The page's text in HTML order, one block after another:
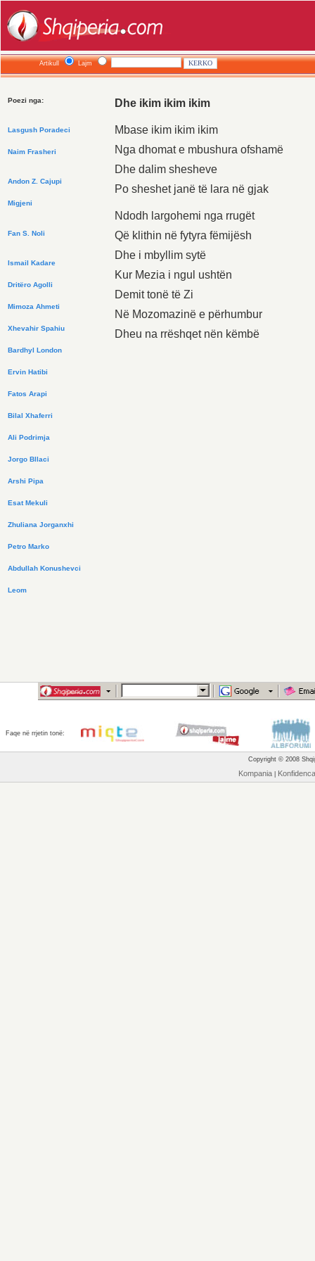
Artikull Lajm
Poezi nga:
Lasgush Poradeci
Naim Frasheri
Andon Z. Cajupi
Migjeni
Fan S. Noli
Ismail Kadare
Dritëro Agolli
Mimoza Ahmeti
Xhevahir Spahiu
Bardhyl London
Ervin Hatibi
Fatos Arapi
Bilal Xhaferri
Ali Podrimja
Jorgo Bllaci
Arshi Pipa
Esat Mekuli
Zhuliana Jorganxhi
Petro Marko
Abdullah Konushevci
Leom
Dhe ikim ikim ikim
Mbase ikim ikim ikim
Nga dhomat e mbushura ofshamë
Dhe dalim shesheve
Po sheshet janë të lara në gjak
Ndodh largohemi nga rrugët
Që klithin në fytyra fëmijësh
Dhe i mbyllim sytë
Kur Mezia i ngul ushtën
Demit tonë të Zi
Në Mozomazinë e përhumbur
Dheu na rrëshqet nën këmbë
Faqe në rrjetin tonë:
Copyright © 2008
Kompania| Konfidenca